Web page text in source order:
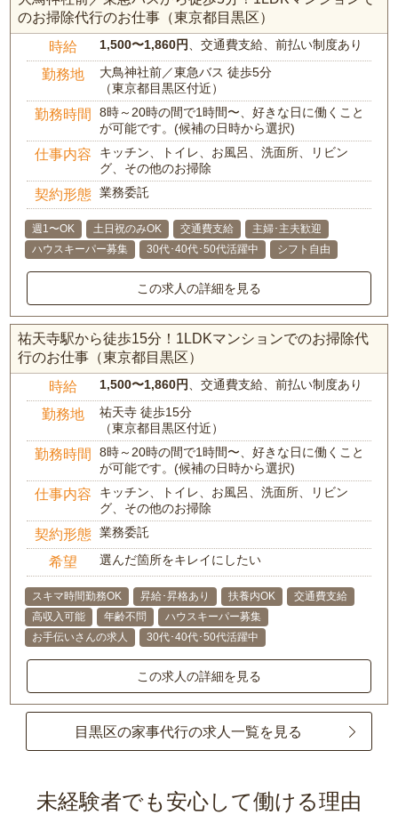
のお掃除代行のお仕事（東京都目黒区）
時給 1,500〜1,860円 、交通費支給、前払い制度あり
勤務地
大鳥神社前／東急バス 徒歩5分
（東京都目黒区付近）
勤務時間
8時～20時の間で1時間〜、好きな日に働くこと
が可能です。(候補の日時から選択)
仕事内容
キッチン、トイレ、お風呂、洗面所、リビン
グ、その他のお掃除
契約形態 業務委託
週1〜OK 土日祝のみOK 交通費支給
主婦･主夫歓迎
ハウスキーパー募集
30代･40代･50代活躍中 シフト自由
この求人の詳細を見る
祐天寺駅から徒歩15分！1LDKマンションでのお掃除代
行のお仕事（東京都目黒区）
時給 1,500〜1,860円 、交通費支給、前払い制度あり
勤務地
祐天寺 徒歩15分
（東京都目黒区付近）
勤務時間
8時～20時の間で1時間〜、好きな日に働くこと
が可能です。(候補の日時から選択)
仕事内容
キッチン、トイレ、お風呂、洗面所、リビン
グ、その他のお掃除
契約形態 業務委託
希望 選んだ箇所をキレイにしたい
スキマ時間勤務OK 昇給･昇格あり 扶養内OK
交通費支給
高収入可能
年齢不問
ハウスキーパー募集
お手伝いさんの求人
30代･40代･50代活躍中
この求人の詳細を見る
目黒区の家事代行の求人一覧を見る
未経験者でも安心して働ける理由